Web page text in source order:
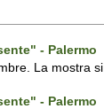
- Palermo
La mostra
- Palermo